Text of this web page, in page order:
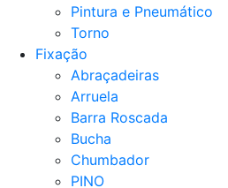
Pintura e Pneumático
Torno
Fixação
Abraçadeiras
Arruela
Barra Roscada
Bucha
Chumbador
PINO